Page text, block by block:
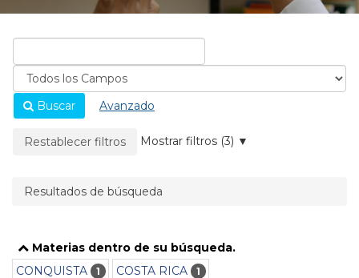
Buscar
Avanzado
La página se recargará cuando se elimine un filtro.
Restablecer filtros Mostrar filtros (3)
Resultados de búsqueda
Materias dentro de su búsqueda.
CONQUISTA
1 COSTA RICA 1